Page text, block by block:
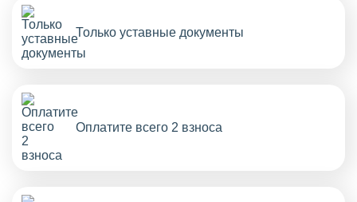
Только уставные документы
Оплатите всего 2 взноса